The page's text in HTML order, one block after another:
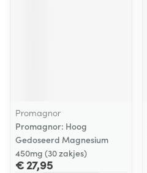
Promagnor
Promagnor: Hoog
Gedoseerd Magnesium
450mg (30 zakjes)
€ 27,95